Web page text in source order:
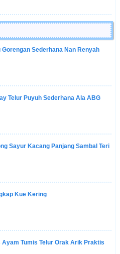
Sederhana Nan Renyah
Telur Puyuh Sederhana Ala ABG
Sayur Kacang Panjang Sambal Teri
Kue Kering
Tumis Telur Orak Arik Praktis